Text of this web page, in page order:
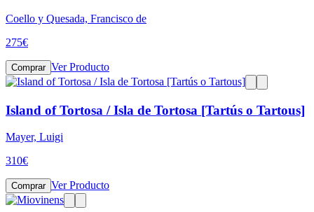
Coello y Quesada, Francisco de
275€
Comprar Ver Producto
Island of Tortosa / Isla de Tortosa [Tartús o Tartous]
Mayer, Luigi
310€
Comprar Ver Producto